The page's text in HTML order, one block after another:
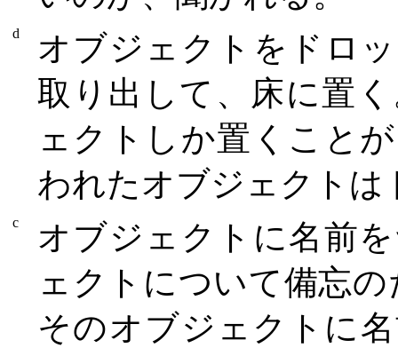
d
オブジェクトをドロ
取り出して、床に置
ェクトしか置くこと
われたオブジェクト
c
オブジェクトに名前
ェクトについて備忘
そのオブジェクトに